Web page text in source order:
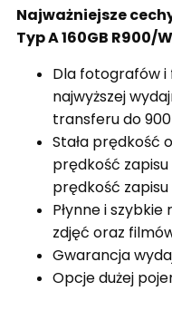
Najważniejsze
Typ A 160GB R900/
Dla fotografów
najwyższej
transferu do
Stała prędkość
prędkość
prędkość
Płynne i
zdjęć oraz
Gwarancja
Opcje dużej